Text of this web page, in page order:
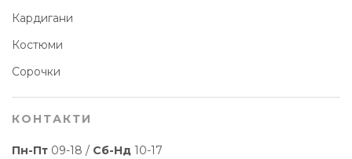
Кардигани
Костюми
Сорочки
КОНТАКТИ
Пн-Пт 09-18 / Сб-Нд 10-17